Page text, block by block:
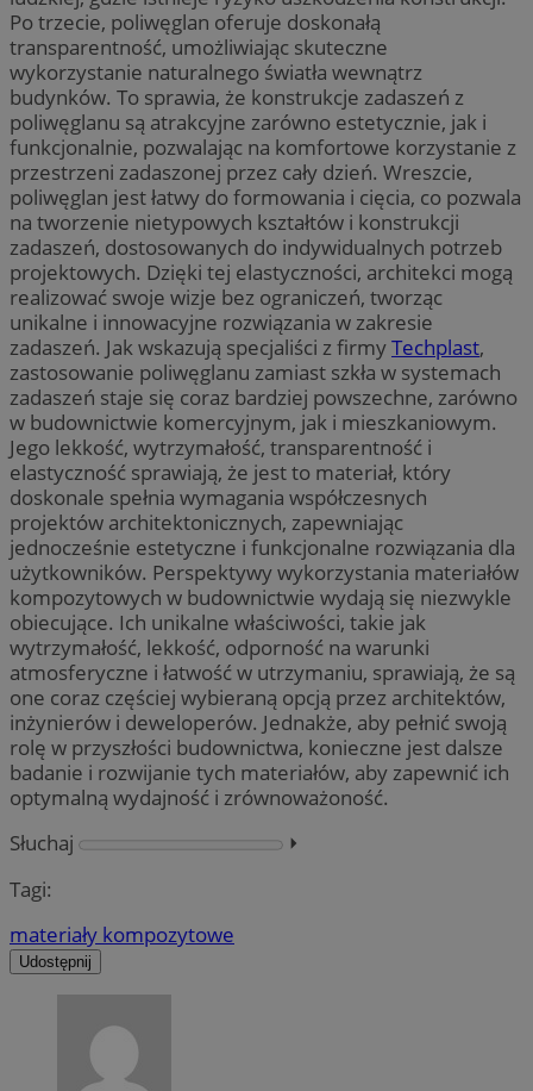
Po trzecie, poliwęglan oferuje doskonałą
transparentność, umożliwiając skuteczne
wykorzystanie naturalnego światła wewnątrz
budynków. To sprawia, że konstrukcje zadaszeń z
poliwęglanu są atrakcyjne zarówno estetycznie, jak i
funkcjonalnie, pozwalając na komfortowe korzystanie z
przestrzeni zadaszonej przez cały dzień. Wreszcie,
poliwęglan jest łatwy do formowania i cięcia, co pozwala
na tworzenie nietypowych kształtów i konstrukcji
zadaszeń, dostosowanych do indywidualnych potrzeb
projektowych. Dzięki tej elastyczności, architekci mogą
realizować swoje wizje bez ograniczeń, tworząc
unikalne i innowacyjne rozwiązania w zakresie
zadaszeń. Jak wskazują specjaliści z firmyTechplast,
zastosowanie poliwęglanu zamiast szkła w systemach
zadaszeń staje się coraz bardziej powszechne, zarówno
w budownictwie komercyjnym, jak i mieszkaniowym.
Jego lekkość, wytrzymałość, transparentność i
elastyczność sprawiają, że jest to materiał, który
doskonale spełnia wymagania współczesnych
projektów architektonicznych, zapewniając
jednocześnie estetyczne i funkcjonalne rozwiązania dla
użytkowników. Perspektywy wykorzystania materiałów
kompozytowych w budownictwie wydają się niezwykle
obiecujące. Ich unikalne właściwości, takie jak
wytrzymałość, lekkość, odporność na warunki
atmosferyczne i łatwość w utrzymaniu, sprawiają, że są
one coraz częściej wybieraną opcją przez architektów,
inżynierów i deweloperów. Jednakże, aby pełnić swoją
rolę w przyszłości budownictwa, konieczne jest dalsze
badanie i rozwijanie tych materiałów, aby zapewnić ich
optymalną wydajność i zrównoważoność.
Słuchaj
⏵︎
Tagi:
materiały kompozytowe
Udostępnij